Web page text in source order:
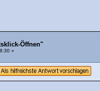
Öffnen"
»